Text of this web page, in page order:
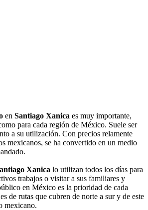
en Santiago Xanica es muy importante,
para cada región de México. Suele ser
a su utilización. Con precios relamente
mexicanos, se ha convertido en un medio
Xanica lo utilizan todos los días para
trabajos o visitar a sus familiares y
en México es la prioridad de cada
de rutas que cubren de norte a sur y de este
mexicano.